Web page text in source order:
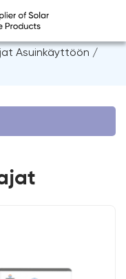
Asuinkäyttöön /